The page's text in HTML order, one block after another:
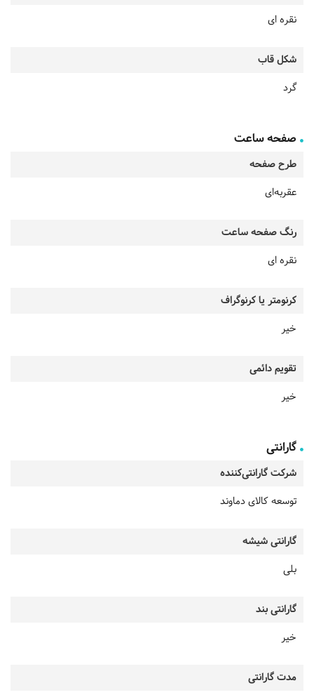
نقره ای
شکل قاب
گرد
صفحه ساعت
طرح صفحه
عقربه‌ای
رنگ صفحه ساعت
نقره ای
کرنومتر یا کرنوگراف
خیر
تقویم دائمی
خیر
گارانتی
شرکت گارانتی‌کننده
توسعه کالای دماوند
گارانتی شیشه
بلی
گارانتی بند
خیر
مدت گارانتی